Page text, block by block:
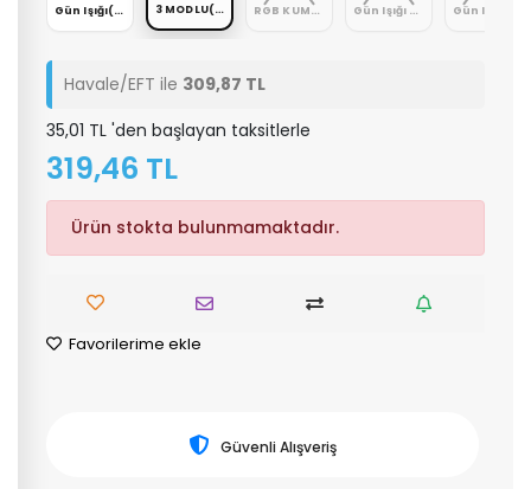
Gün Işığı(METAL) 3 MODLU(METAL) RGB KUMANDALI (METAL) Gün Işığı 3W (Ayarlanabilir Işık Şiddeti)
Havale/EFT ile 309,87 TL
35,01 TL 'den başlayan taksitlerle
319,46 TL
Ürün stokta bulunmamaktadır.
Favorilerime ekle
Güvenli Alışveriş